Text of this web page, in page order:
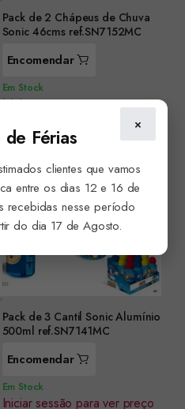
Pack de 2 Chápeus de Chuva
Sonic 46cms ref.SN7152MC
Encomendar
Em Stock
Iniciar sessão para ver preço
Pack de 3 Cantil Sonic Alumínio
500ml ref.SN7141MC
Encomendar
Em Stock
Iniciar sessão para ver preço
×
Férias
clientes que vamos
entre os dias 12 e 16 de
recebidas nesse período
do dia 17 de Agosto.